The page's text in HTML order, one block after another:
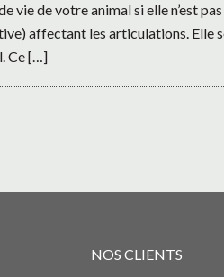
de votre animal si elle n’est
affectant les articulations. Elle
Ce […]
NOS CLIENTS